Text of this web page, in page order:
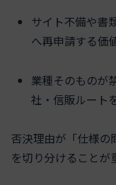
サイト不備や書
へ再申請する価
業種そのものが
社・信販ルート
否決理由が「仕様
を切り分けることが